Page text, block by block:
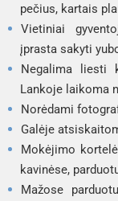
pečius, kartais
Vietiniai
įprasta sakyti
Negalima liesti
Lankoje laikoma
Norėdami
Galėje
Mokėjimo
kavinėse,
Mažose